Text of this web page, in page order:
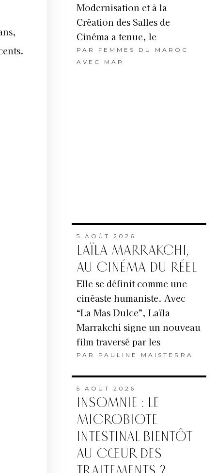
Modernisation et à la
Création des Salles de
Cinéma a tenue, le
PAR FEMMES DU MAROC
AVEC MAP
5 AOÛT 2026
LAÏLA MARRAKCHI,
AU CINÉMA DU RÉEL
Elle se définit comme une
cinéaste humaniste. Avec
“La Mas Dulce”, Laïla
Marrakchi signe un nouveau
film traversé par les
PAR PAULINE MAISTERRA
5 AOÛT 2026
INSOMNIE : LE
MICROBIOTE
INTESTINAL BIENTÔT
AU CŒUR DES